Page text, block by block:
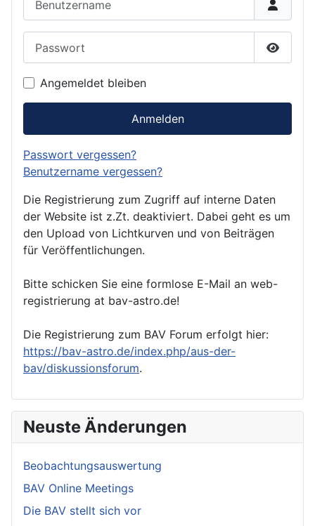
Angemeldet bleiben
Anmelden
Passwort vergessen?
Benutzername vergessen?
Die Registrierung zum Zugriff auf interne Daten
der Website ist z.Zt. deaktiviert. Dabei geht es um
den Upload von Lichtkurven und von Beiträgen
für Veröffentlichungen.
Bitte schicken Sie eine formlose E-Mail an web-
registrierung at bav-astro.de!
Die Registrierung zum BAV Forum erfolgt hier:
https://bav-astro.de/index.php/aus-der-
bav/diskussionsforum.
Neuste Änderungen
Beobachtungsauswertung
BAV Online Meetings
Die BAV stellt sich vor